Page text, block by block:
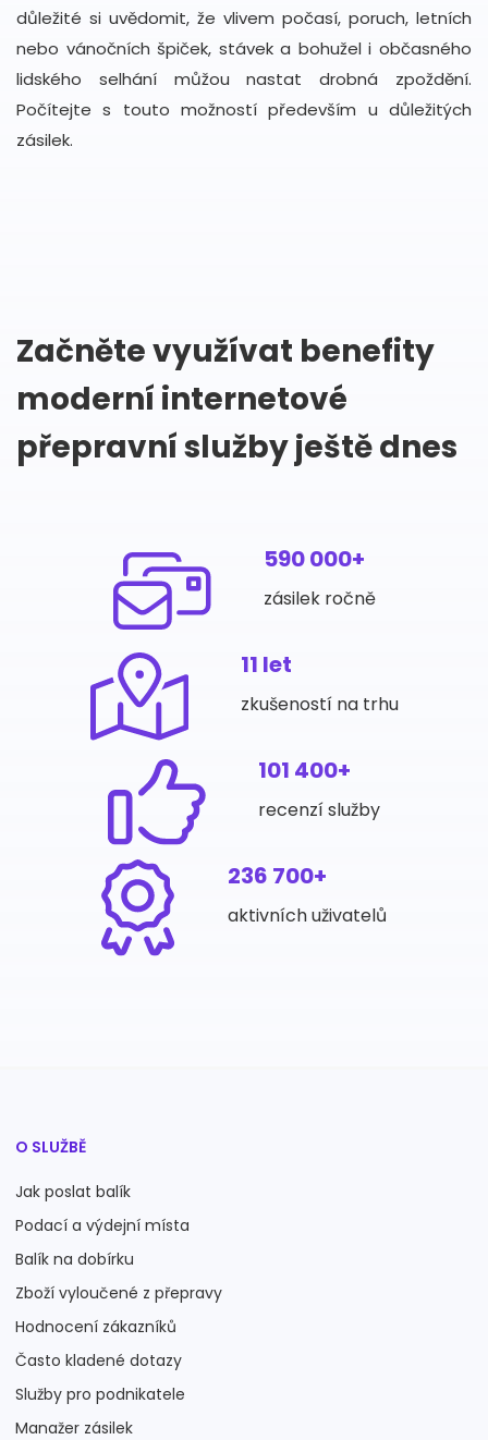
důležité si uvědomit, že vlivem počasí, poruch, letních
nebo vánočních špiček, stávek a bohužel i občasného
lidského selhání můžou nastat drobná zpoždění.
Počítejte s touto možností především u důležitých
zásilek.
Začněte využívat benefity
moderní internetové
přepravní služby ještě dnes
590 000+
zásilek ročně
11 let
zkušeností na trhu
101 400+
recenzí služby
236 700+
aktivních uživatelů
O SLUŽBĚ
Jak poslat balík
Podací a výdejní místa
Balík na dobírku
Zboží vyloučené z přepravy
Hodnocení zákazníků
Často kladené dotazy
Služby pro podnikatele
Manažer zásilek